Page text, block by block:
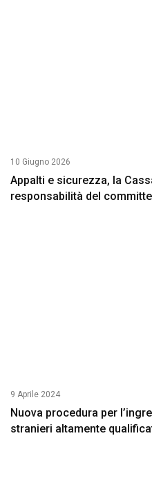
10 Giugno 2026
Appalti e sicurezza, la
responsabilità del
9 Aprile 2024
Nuova procedura per
stranieri altamente